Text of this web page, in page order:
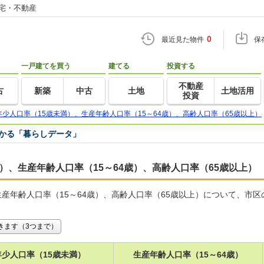
・不動産
最近見た物件 0 保
一戸建てを買う
新築 中古
建てる
土地
投資する
不動産
投資
土地活用
少人口率（15歳未満）、生産年齢人口率（15～64歳）、高齢人口率（65歳以上）
る「暮らしデータ」
、生産年齢人口率（15～64歳）、高齢人口率（65歳以上）
年齢人口率（15～64歳）、高齢人口率（65歳以上）について、市
す（3つまで）
人口率（15歳未満） 生産年齢人口率（15～64歳）